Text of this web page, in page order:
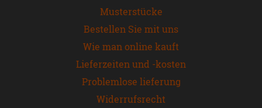
Musterstücke
Bestellen Sie mit uns
Wie man online kauft
Lieferzeiten und -kosten
Problemlose lieferung
Widerrufsrecht